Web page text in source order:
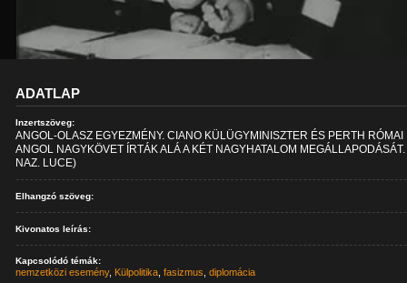
ADATLAP
Inzertszöveg:
ANGOL-OLASZ EGYEZMÉNY. CIANO KÜLÜGYMINISZTER ÉS PERTH RÓMAI
ANGOL NAGYKÖVET ÍRTÁK ALÁ A KÉT NAGYHATALOM MEGÁLLAPODÁSÁT.
NAZ. LUCE)
Elhangzó szöveg:
Kivonatos leírás:
Kapcsolódó témák:
nemzetközi esemény, Külpolitika ,fasizmus ,diplomácia